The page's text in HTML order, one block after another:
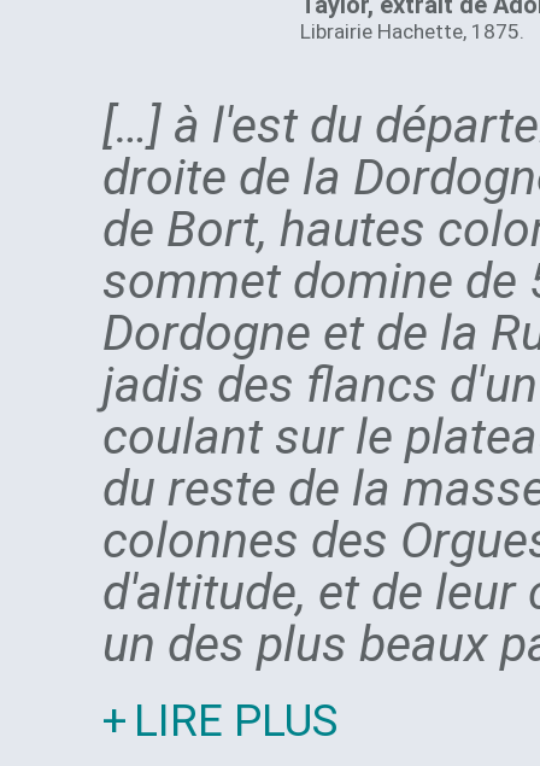
Librairie Hachette, 1875.
[…] à l'est du
droite de la
de Bort, hautes
sommet domine de
Dordogne et de la
jadis des flancs
coulant sur le
du reste de la
colonnes des
d'altitude, et de
un des plus beaux
LIRE PLUS